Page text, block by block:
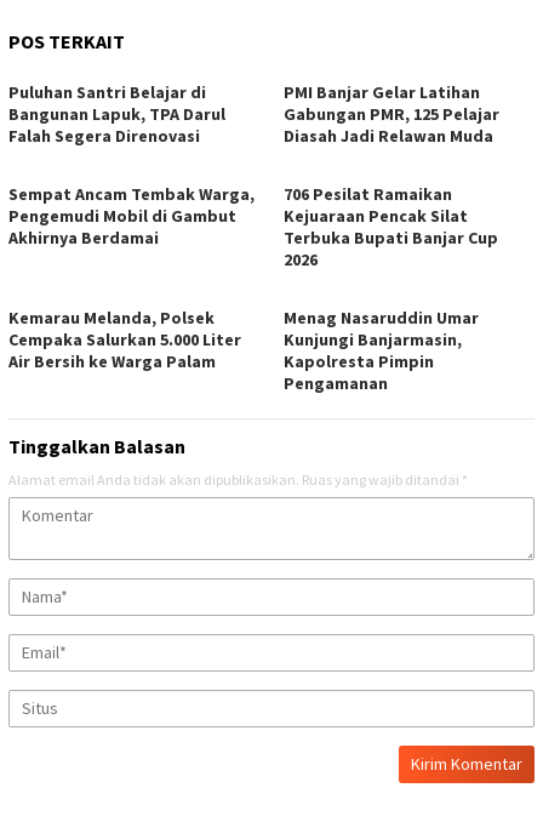
POS TERKAIT
Puluhan Santri Belajar di
Bangunan Lapuk, TPA Darul
Falah Segera Direnovasi
PMI Banjar Gelar Latihan
Gabungan PMR, 125 Pelajar
Diasah Jadi Relawan Muda
Sempat Ancam Tembak Warga,
Pengemudi Mobil di Gambut
Akhirnya Berdamai
706 Pesilat Ramaikan
Kejuaraan Pencak Silat
Terbuka Bupati Banjar Cup
2026
Kemarau Melanda, Polsek
Cempaka Salurkan 5.000 Liter
Air Bersih ke Warga Palam
Menag Nasaruddin Umar
Kunjungi Banjarmasin,
Kapolresta Pimpin
Pengamanan
Tinggalkan Balasan
Alamat email Anda tidak akan dipublikasikan. Ruas yang wajib ditandai *